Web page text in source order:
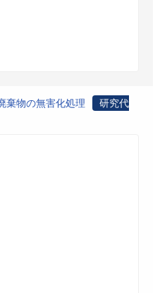
棄物の無害化処理
研究代